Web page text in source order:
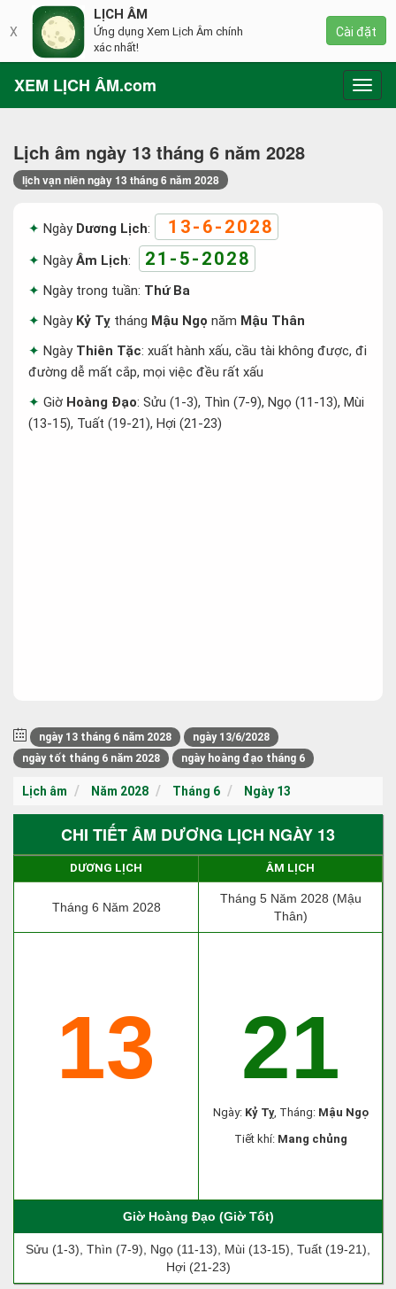
XEM LỊCH ÂM.com
Lịch âm ngày 13 tháng 6 năm 2028
lịch vạn niên ngày 13 tháng 6 năm 2028
Ngày Dương Lịch: 13-6-2028
NgàyÂm Lịch: 21-5-2028
Ngày trong tuần: Thứ Ba
Ngày Kỷ Tỵ tháng Mậu Ngọ năm Mậu Thân
Ngày Thiên Tặc: xuất hành xấu, cầu tài không được, đi
đường dễ mất cắp, mọi việc đều rất xấu
Giờ Hoàng Đạo: Sửu (1-3), Thìn (7-9), Ngọ (11-13), Mùi
(13-15), Tuất (19-21), Hợi (21-23)
ngày 13 tháng 6 năm 2028
ngày 13/6/2028
ngày tốt tháng 6 năm 2028
ngày hoàng đạo tháng 6
Lịch âm Năm 2028 Tháng 6 Ngày 13
CHI TIẾT ÂM DƯƠNG LỊCH NGÀY 13
DƯƠNG LỊCH ÂM LỊCH
Tháng 6 Năm 2028
Tháng 5 Năm 2028 (Mậu
Thân)
13 21
Ngày: Kỷ Tỵ, Tháng: Mậu Ngọ
Tiết khí: Mang chủng
Giờ Hoàng Đạo (Giờ Tốt)
Sửu (1-3), Thìn (7-9), Ngọ (11-13), Mùi (13-15), Tuất (19-21),
Hợi (21-23)
X
LỊCH ÂM
Ứng dụng Xem Lịch Âm chính
xác nhất!
Cài đặt